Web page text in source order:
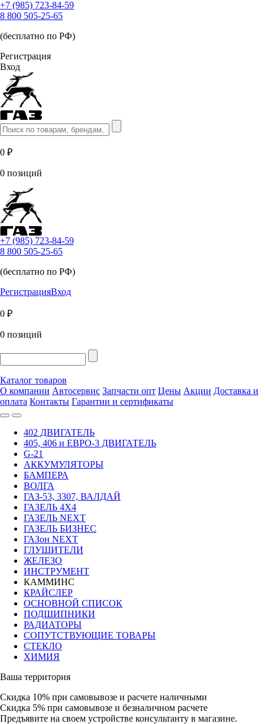
+7 (985) 723-84-59
8 800 505-25-65
(бесплатно по РФ)
Регистрация
Вход
0 ₽
0 позиций
+7 (985) 723-84-59
8 800 505-25-65
(бесплатно по РФ)
РегистрацияВход
0 ₽
0 позиций
Каталог товаров
О компании Автосервис Запчасти опт Цены Акции Доставка и
оплата Контакты Гарантии и сертификаты
402 ДВИГАТЕЛЬ
405, 406 и ЕВРО-3 ДВИГАТЕЛЬ
G-21
АККУМУЛЯТОРЫ
БАМПЕРА
ВОЛГА
ГАЗ-53, 3307, ВАЛДАЙ
ГАЗЕЛЬ 4Х4
ГАЗЕЛЬ NEXT
ГАЗЕЛЬ БИЗНЕС
ГАЗон NEXT
ГЛУШИТЕЛИ
ЖЕЛЕЗО
ИНСТРУМЕНТ
КАММИНС
КРАЙСЛЕР
ОСНОВНОЙ СПИСОК
ПОДШИПНИКИ
РАДИАТОРЫ
СОПУТСТВУЮЩИЕ ТОВАРЫ
СТЕКЛО
ХИМИЯ
Ваша территория
Скидка 10% при самовывозе и расчете наличными
Скидка 5% при самовывозе и безналичном расчете
Предъявите на своем устройстве консультанту в магазине.